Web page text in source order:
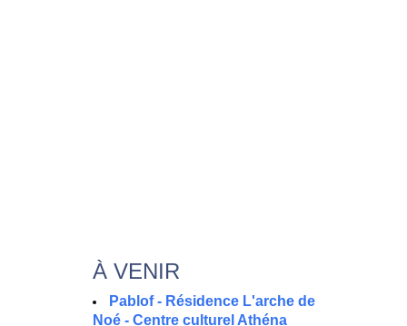
À VENIR
Pablof - Résidence L'arche de
Noé - Centre culturel Athéna